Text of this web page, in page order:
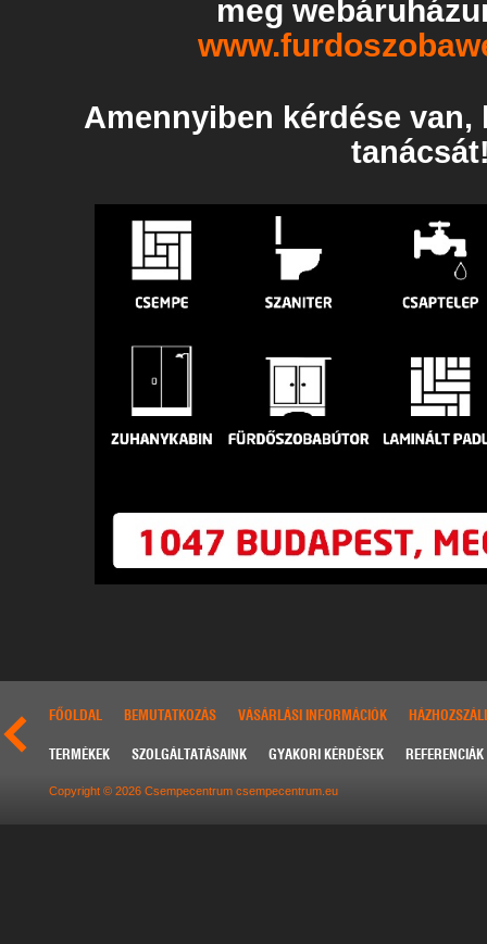
meg
Amennyiben kérdése
FŐOLDAL BEMUTATKOZÁS VÁSÁRLÁSI INFORMÁCIÓK
TERMÉKEK SZOLGÁLTATÁSAINK GYAKORI KÉRDÉSEK REFERENCIÁK
Copyright © 2026 Csempecentrum csempecentrum.eu